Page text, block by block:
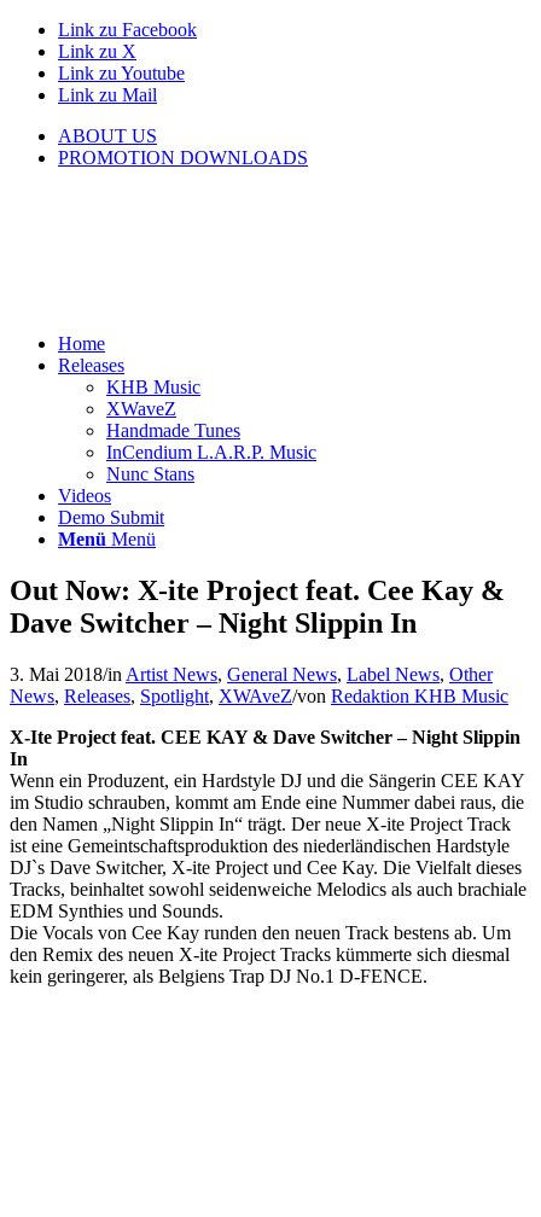
Link zu Facebook
Link zu X
Link zu Youtube
Link zu Mail
ABOUT US
PROMOTION DOWNLOADS
Home
Releases
KHB Music
XWaveZ
Handmade Tunes
InCendium L.A.R.P. Music
Nunc Stans
Videos
Demo Submit
Menü Menü
Out Now: X-ite Project feat. Cee Kay &
Dave Switcher – Night Slippin In
3. Mai 2018/in Artist News, General News, Label News, Other
News, Releases, Spotlight, XWAveZ/von Redaktion KHB Music
X-Ite Project feat. CEE KAY & Dave Switcher – Night Slippin
In
Wenn ein Produzent, ein Hardstyle DJ und die Sängerin CEE KAY
im Studio schrauben, kommt am Ende eine Nummer dabei raus, die
den Namen „Night Slippin In“ trägt. Der neue X-ite Project Track
ist eine Gemeintschaftsproduktion des niederländischen Hardstyle
DJ`s Dave Switcher, X-ite Project und Cee Kay. Die Vielfalt dieses
Tracks, beinhaltet sowohl seidenweiche Melodics als auch brachiale
EDM Synthies und Sounds.
Die Vocals von Cee Kay runden den neuen Track bestens ab. Um
den Remix des neuen X-ite Project Tracks kümmerte sich diesmal
kein geringerer, als Belgiens Trap DJ No.1 D-FENCE.